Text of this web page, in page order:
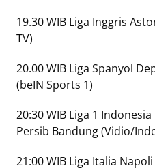
19.30 WIB Liga Inggris
TV)
20.00 WIB Liga Spanyol
(beIN Sports 1)
20:30 WIB Liga 1
Persib Bandung (Vidio/
21:00 WIB Liga Italia